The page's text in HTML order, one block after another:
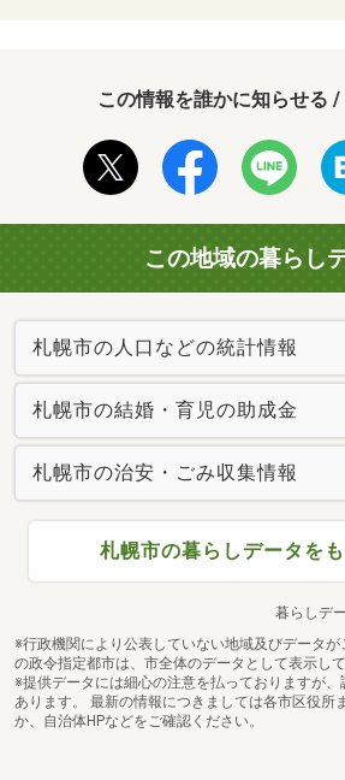
この情報を誰かに知らせる
この地域の暮らし
札幌市の人口などの統計情報
札幌市の結婚・育児の助成金
札幌市の治安・ごみ収集情報
札幌市の暮らしデータを
暮らしデ
※行政機関により公表していない地域及びデータ
の政令指定都市は、市全体のデータとして表示して
※提供データには細心の注意を払っておりますが
あります。 最新の情報につきましては各市区役所
か、自治体HPなどをご確認ください。